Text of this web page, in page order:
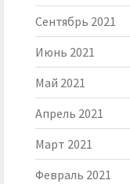
Сентябрь 2021
Июнь 2021
Май 2021
Апрель 2021
Март 2021
Февраль 2021